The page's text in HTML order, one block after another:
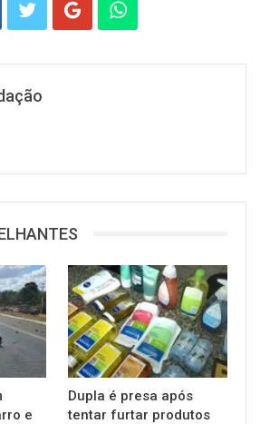
e
Dupla é presa após
tentar furtar produtos